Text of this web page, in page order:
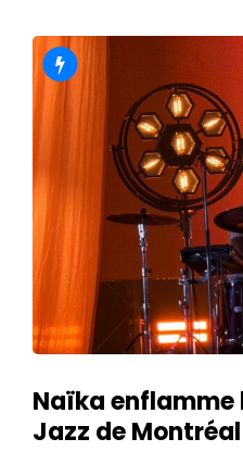
Naïka enflamme
Jazz de